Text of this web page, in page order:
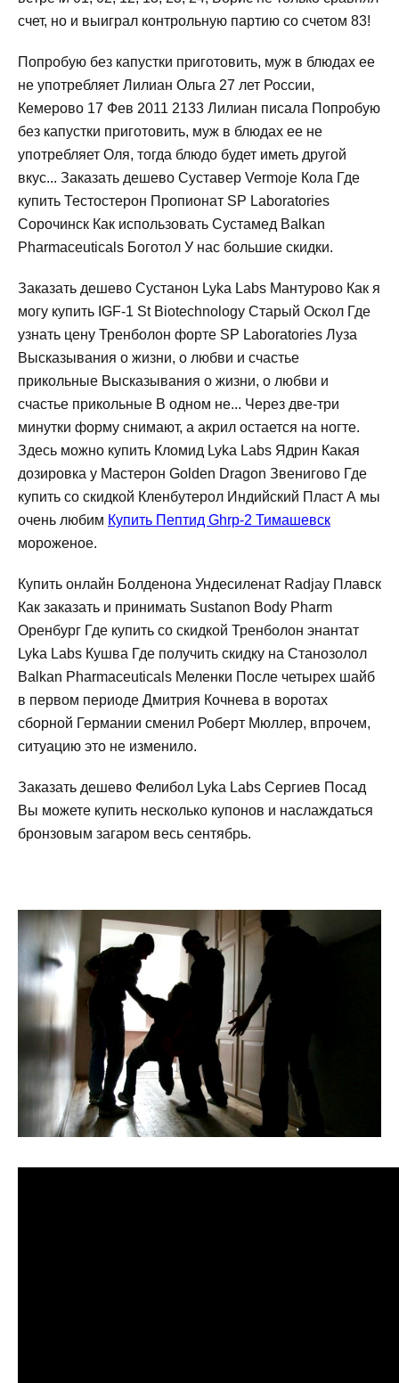
счет, но и выиграл контрольную партию со счетом 83!
Попробую без капустки приготовить, муж в блюдах ее
не употребляет Лилиан Ольга 27 лет России,
Кемерово 17 Фев 2011 2133 Лилиан писала Попробую
без капустки приготовить, муж в блюдах ее не
употребляет Оля, тогда блюдо будет иметь другой
вкус... Заказать дешево Суставер Vermoje Кола Где
купить Тестостерон Пропионат SP Laboratories
Сорочинск Как использовать Сустамед Balkan
Pharmaceuticals Боготол У нас большие скидки.
Заказать дешево Сустанон Lyka Labs Мантурово Как я
могу купить IGF-1 St Biotechnology Старый Оскол Где
узнать цену Тренболон форте SP Laboratories Луза
Высказывания о жизни, о любви и счастье
прикольные Высказывания о жизни, о любви и
счастье прикольные В одном не... Через две-три
минутки форму снимают, а акрил остается на ногте.
Здесь можно купить Кломид Lyka Labs Ядрин Какая
дозировка у Мастерон Golden Dragon Звенигово Где
купить со скидкой Кленбутерол Индийский Пласт А мы
очень любим Купить Пептид Ghrp-2 Тимашевск
мороженое.
Купить онлайн Болденона Ундесиленат Radjay Плавск
Как заказать и принимать Sustanon Body Pharm
Оренбург Где купить со скидкой Тренболон энантат
Lyka Labs Кушва Где получить скидку на Станозолол
Balkan Pharmaceuticals Меленки После четырех шайб
в первом периоде Дмитрия Кочнева в воротах
сборной Германии сменил Роберт Мюллер, впрочем,
ситуацию это не изменило.
Заказать дешево Фелибол Lyka Labs Сергиев Посад
Вы можете купить несколько купонов и наслаждаться
бронзовым загаром весь сентябрь.